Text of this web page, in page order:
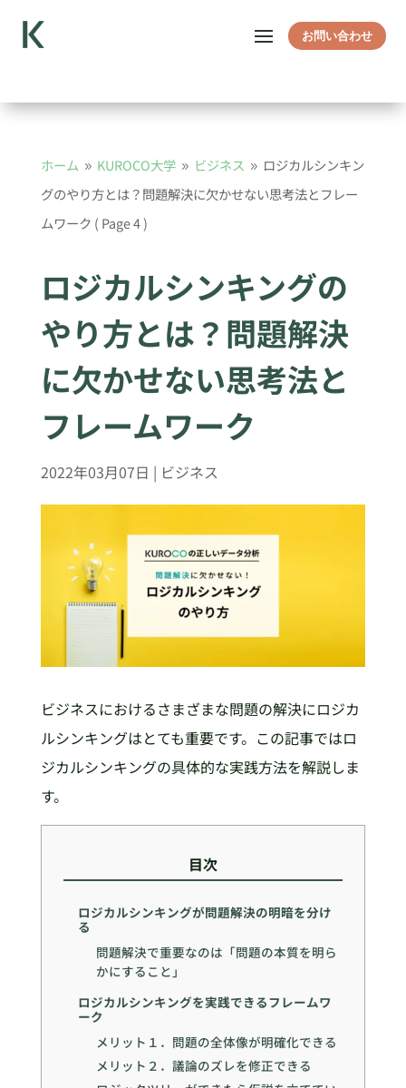
お問い合わせ
ホーム 9 KUROCO大学 9 ビジネス 9 ロジカルシンキン
グのやり方とは？問題解決に欠かせない思考法とフレー
ムワーク ( Page 4 )
ロジカルシンキングの
やり方とは？問題解決
に欠かせない思考法と
フレームワーク
2022年03月07日 | ビジネス
ビジネスにおけるさまざまな問題の解決にロジカ
ルシンキングはとても重要です。この記事ではロ
ジカルシンキングの具体的な実践方法を解説しま
す。
目次
ロジカルシンキングが問題解決の明暗を分け
る
問題解決で重要なのは「問題の本質を明ら
かにすること」
ロジカルシンキングを実践できるフレームワ
ーク
メリット１．問題の全体像が明確化できる
メリット２．議論のズレを修正できる